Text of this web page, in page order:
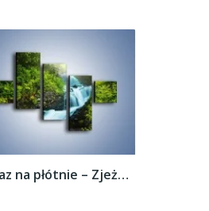
Obraz na płótnie – Zjeżdżalnia z wodospadu...